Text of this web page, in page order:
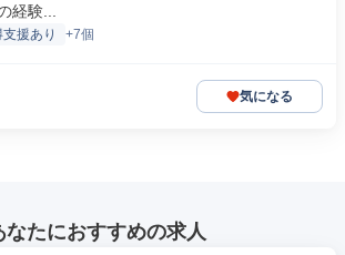
経験...
援あり +7個
気になる
なたにおすすめの求人